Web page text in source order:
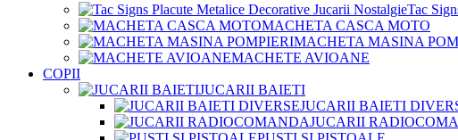
Tac
MACHETA CASCA MOTO
MACHETA MASINA
MACHETE AVIOANE
COPII
JUCARII BAIETI
JUCARII BAIETI
JUCARII